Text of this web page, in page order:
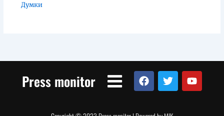
Думки
Press monitor Menu
F
a
c
T
w
i
Y
o
u